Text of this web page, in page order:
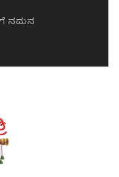
ಮನಸಿನ ಸವಿಭಾವ